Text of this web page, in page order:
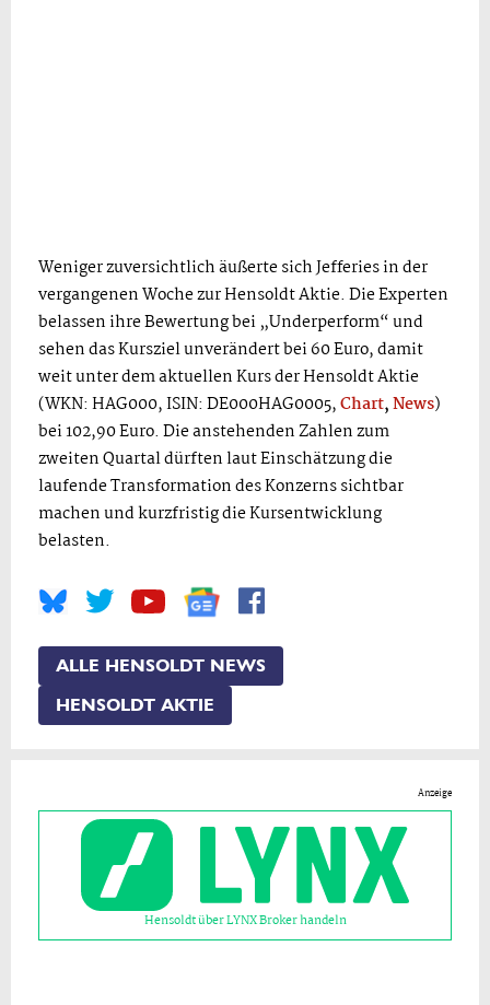
Weniger zuversichtlich äußerte sich Jefferies in der
vergangenen Woche zur Hensoldt Aktie. Die Experten
belassen ihre Bewertung bei „Underperform“ und
sehen das Kursziel unverändert bei 60 Euro, damit
weit unter dem aktuellen Kurs der Hensoldt Aktie
(WKN: HAG000, ISIN: DE000HAG0005,Chart,News)
bei 102,90 Euro. Die anstehenden Zahlen zum
zweiten Quartal dürften laut Einschätzung die
laufende Transformation des Konzerns sichtbar
machen und kurzfristig die Kursentwicklung
belasten.
ALLE HENSOLDT NEWS
HENSOLDT AKTIE
Anzeige
Hensoldt über LYNX Broker handeln